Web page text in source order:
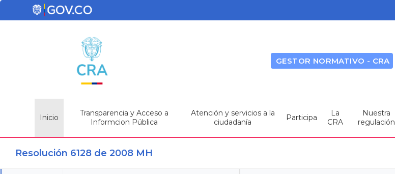
GESTOR NORMATIVO - CRA
Inicio
Transparencia y Acceso a
Informcion Pública
Atención y servicios a la
ciudadanía
Participa
La
CRA
Nuestra
regulación
Resolución 6128 de 2008 MH